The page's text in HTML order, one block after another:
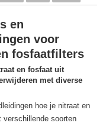
en
voor
fosfaatfilters
en fosfaat uit
met diverse
hoe je nitraat en
verschillende soorten